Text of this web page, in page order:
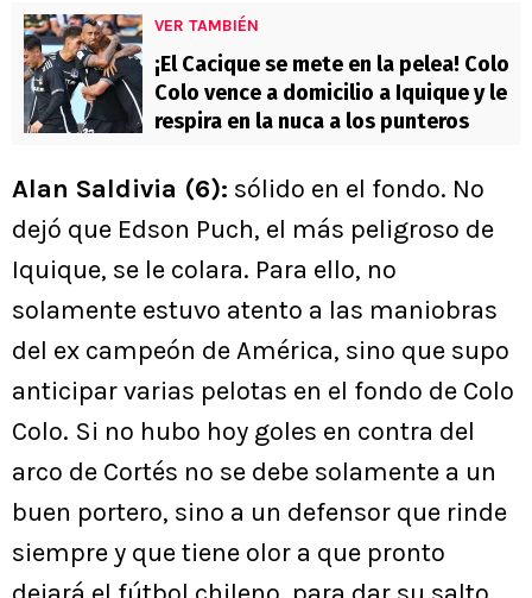
VER TAMBIÉN
¡El Cacique se mete en la pelea! Colo
Colo vence a domicilio a Iquique y le
respira en la nuca a los punteros
Alan Saldivia (6): sólido en el fondo. No
dejó que Edson Puch, el más peligroso de
Iquique, se le colara. Para ello, no
solamente estuvo atento a las maniobras
del ex campeón de América, sino que supo
anticipar varias pelotas en el fondo de Colo
Colo. Si no hubo hoy goles en contra del
arco de Cortés no se debe solamente a un
buen portero, sino a un defensor que rinde
siempre y que tiene olor a que pronto